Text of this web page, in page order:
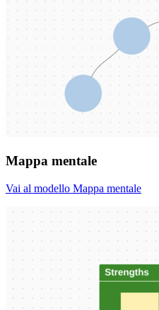
Mappa mentale
Vai al modello Mappa mentale